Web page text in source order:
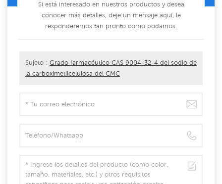
Si está interesado en nuestros productos y desea
conocer más detalles, deje un mensaje aquí, le
responderemos tan pronto como podamos.
Sujeto : Grado farmacéutico CAS 9004-32-4 del sodio de
la carboximetilcelulosa del CMC